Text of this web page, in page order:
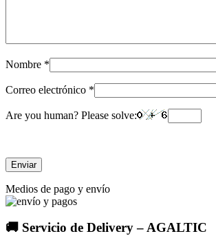
Nombre *
Correo electrónico *
Are you human? Please solve:
Medios de pago y envío
🚚 Servicio de Delivery – AGALTIC